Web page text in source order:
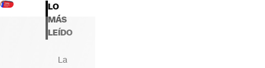
LO
MÁS
LEÍDO
La